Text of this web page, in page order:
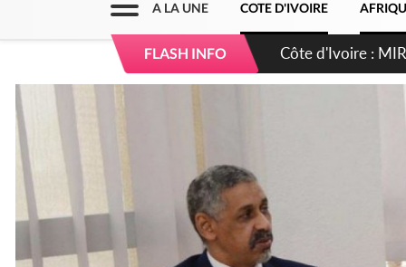
A LA UNE COTE D'IVOIRE
FLASH INFO Côte d'Ivoire :